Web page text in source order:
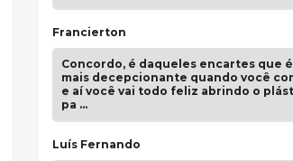
Francierton
Concordo, é daqueles encartes que é
mais decepcionante quando você
e aí você vai todo feliz abrindo o
pa …
Luís Fernando